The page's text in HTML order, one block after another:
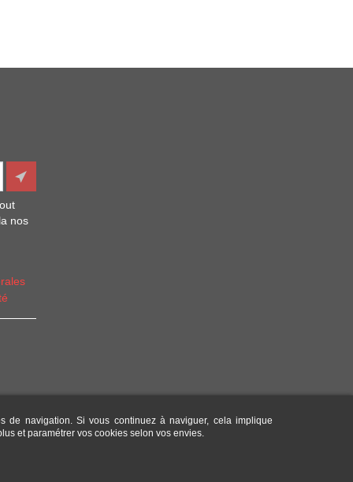
de navigation. Si vous continuez à naviguer, cela implique
et paramétrer vos cookies selon vos envies.
nos